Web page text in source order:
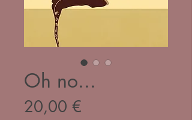
Oh no...
20,00 €